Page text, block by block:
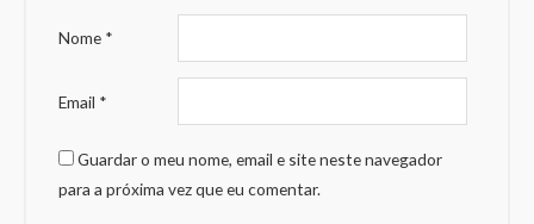
Nome *
Email *
Guardar o meu nome, email e site neste navegador
para a próxima vez que eu comentar.